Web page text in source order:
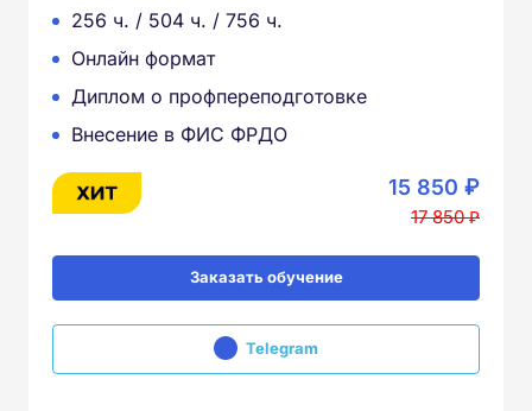
256 ч. / 504 ч. / 756 ч.
Онлайн формат
Диплом о профпереподготовке
Внесение в ФИС ФРДО
15 850 ₽
17 850 ₽
Заказать обучение
Telegram